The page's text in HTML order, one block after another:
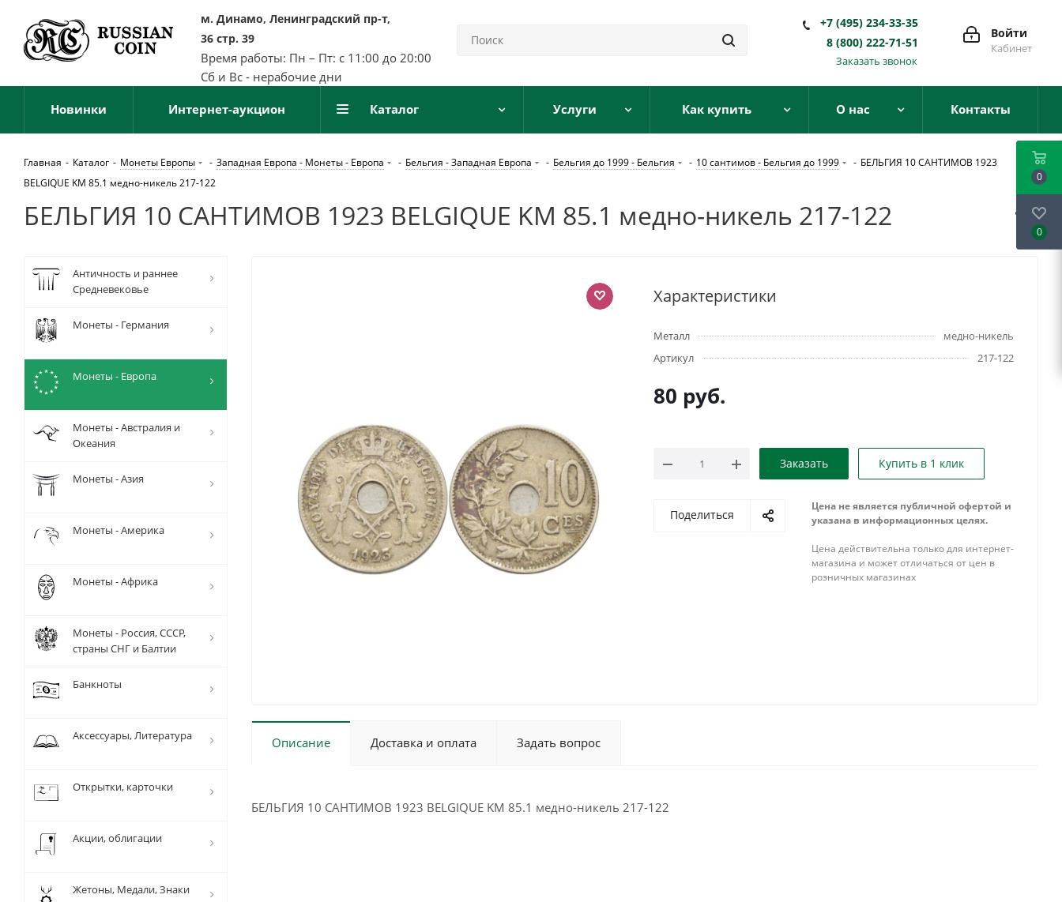
м. Динамо, Ленинградский пр-т,
36 стр. 39
Время работы: Пн – Пт: с 11:00 до 20:00
Сб и Вс - нерабочие дни
Войти
Кабинет
+7 (495) 234-33-35
8 (800) 222-71-51
Заказать звонок
Новинки Интернет-аукцион Каталог Услуги Как купить О нас Контакты
Главная - Каталог - Монеты Европы - Западная Европа - Монеты - Европа - Бельгия - Западная Европа - Бельгия до 1999 - Бельгия - 10 сантимов - Бельгия до 1999 - БЕЛЬГИЯ 10 САНТИМОВ 1923
BELGIQUE KM 85.1 медно-никель 217-122
БЕЛЬГИЯ 10 САНТИМОВ 1923 BELGIQUE KM 85.1 медно-никель 217-122
Характеристики
Металл
медно-никель
Артикул
217-122
80 руб.
Заказать Купить в 1 клик
Поделиться
Цена не является публичной офертой и
указана в информационных целях.
Цена действительна только для интернет-
магазина и может отличаться от цен в
розничных магазинах
Описание Доставка и оплата Задать вопрос
БЕЛЬГИЯ 10 САНТИМОВ 1923 BELGIQUE KM 85.1 медно-никель 217-122
Античность и раннее
Средневековье
Монеты - Германия
Монеты - Европа
Монеты - Австралия и
Океания
Монеты - Азия
Монеты - Америка
Монеты - Африка
Монеты - Россия, СССР,
страны СНГ и Балтии
Банкноты
Аксессуары, Литература
Открытки, карточки
Акции, облигации
Жетоны, Медали, Знаки
0
0